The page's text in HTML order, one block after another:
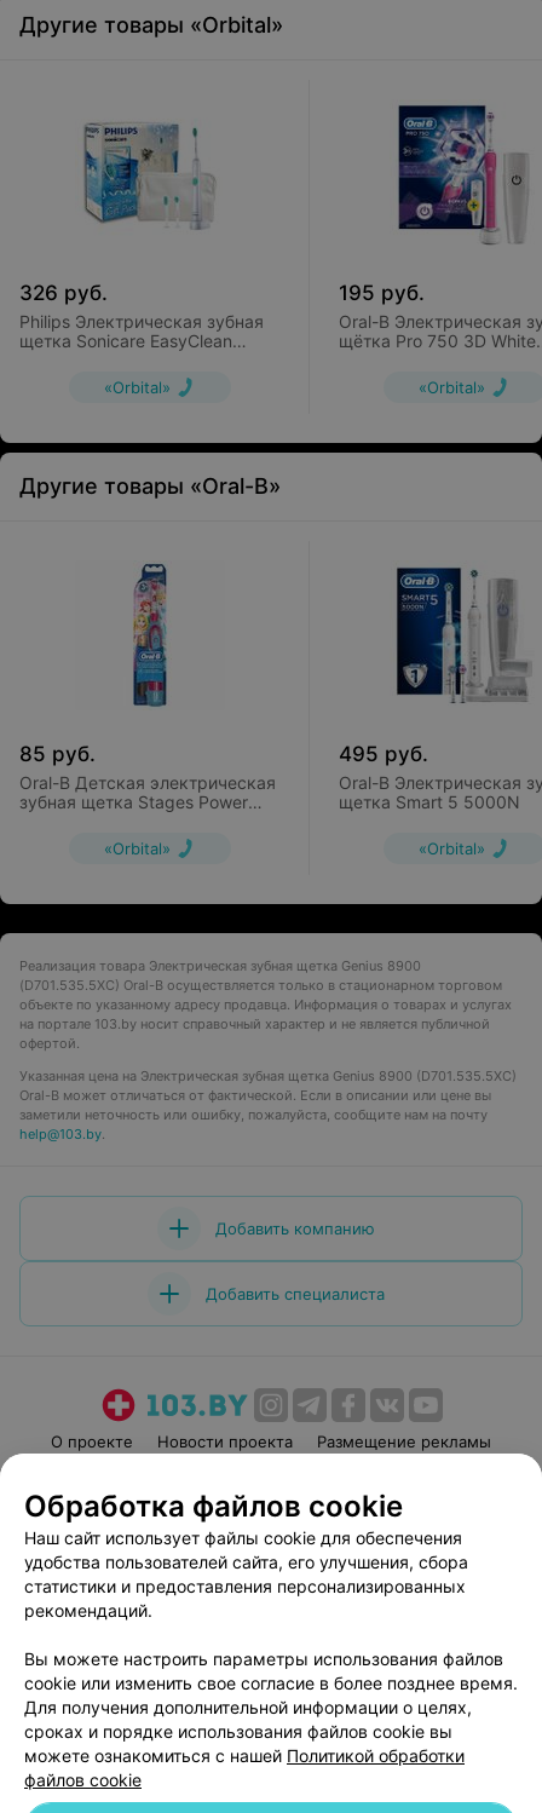
Другие товары «Orbital»
326 руб.
Philips Электрическая зубная
щетка Sonicare EasyClean
«Orbital»
195 руб.
Oral-B Электрическая
щётка Pro 750 3D White
«Orbital»
Другие товары «Oral-B»
85 руб.
Oral-B Детская электрическая
зубная щетка Stages Power
«Orbital»
495 руб.
Oral-B Электрическая
щетка Smart 5 5000N
«Orbital»
Реализация товара Электрическая зубная щетка Genius 8900
(D701.535.5XC) Oral-B осуществляется только в стационарном торговом
объекте по указанному адресу продавца. Информация о товарах и услугах
на портале 103.by носит справочный характер и не является публичной
офертой.
Указанная цена на Электрическая зубная щетка Genius 8900 (D701.535.5XC)
Oral-B может отличаться от фактической. Если в описании или цене вы
заметили неточность или ошибку, пожалуйста, сообщите нам на почту
help@103.by.
Добавить компанию
Добавить специалиста
О проекте Новости проекта
Размещение рекламы
Пользовательское соглашение
Способы оплаты
Вакансии
Партнеры
Написать руководителю 103.by
Обработка персональных данных
Обработка файлов cookie
Наш сайт использует файлы cookie для обеспечения
удобства пользователей сайта, его улучшения, сбора
статистики и предоставления персонализированных
рекомендаций.
Вы можете настроить параметры использования файлов
cookie или изменить свое согласие в более позднее время.
Для получения дополнительной информации о целях,
сроках и порядке использования файлов cookie вы
можете ознакомиться с нашей Политикой обработки
файлов cookie